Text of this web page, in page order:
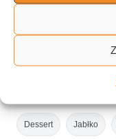
Dessert Jabłko